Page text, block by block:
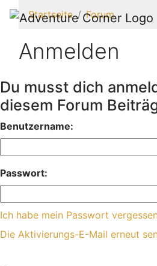
Startseite Forum
Anmelden
Du musst dich
diesem Forum
Benutzername:
Passwort:
Ich habe mein Passwort
Die Aktivierungs-E-Mail erneut